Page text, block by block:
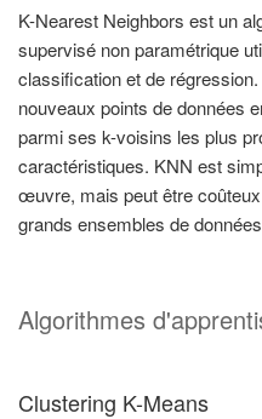
K-Nearest Neighbors est un
supervisé non paramétrique
classification et de
nouveaux points de données
parmi ses k-voisins les plus
caractéristiques. KNN est
œuvre, mais peut être
grands ensembles de
Algorithmes
Clustering K-Means